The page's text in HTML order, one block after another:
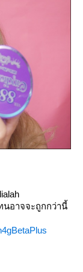
นอาจจะถูกกว่านี้